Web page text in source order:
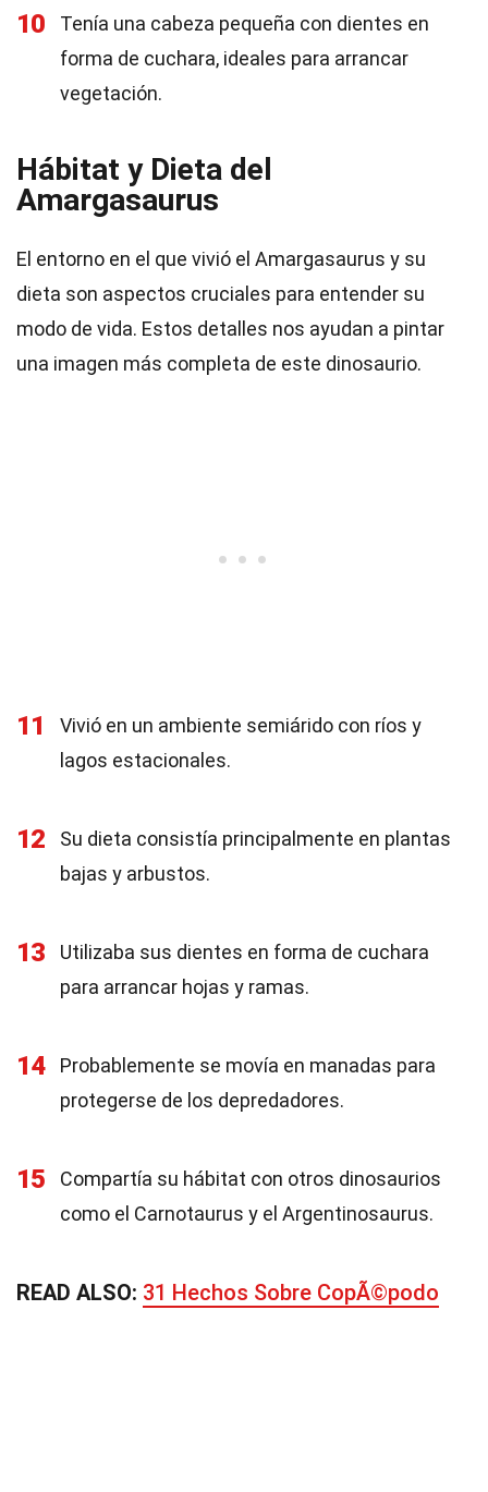
10
Tenía una cabeza pequeña con dientes en
forma de cuchara, ideales para arrancar
vegetación.
Hábitat y Dieta del
Amargasaurus
El entorno en el que vivió el Amargasaurus y su
dieta son aspectos cruciales para entender su
modo de vida. Estos detalles nos ayudan a pintar
una imagen más completa de este dinosaurio.
11
Vivió en un ambiente semiárido con ríos y
lagos estacionales.
12
Su dieta consistía principalmente en plantas
bajas y arbustos.
13
Utilizaba sus dientes en forma de cuchara
para arrancar hojas y ramas.
14
Probablemente se movía en manadas para
protegerse de los depredadores.
15
Compartía su hábitat con otros dinosaurios
como el Carnotaurus y el Argentinosaurus.
READ ALSO: 31 Hechos Sobre CopÃ©podo